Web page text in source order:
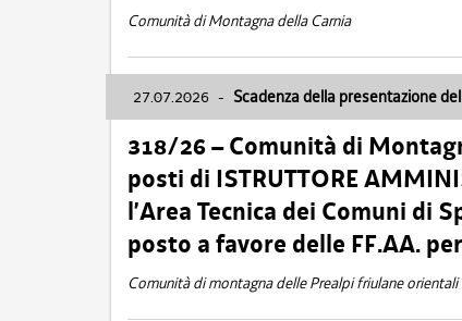
Comunità di Montagna della Carnia
27.07.2026 - Scadenza della presentazione
318/26 – Comunità di
posti di ISTRUTTORE
l’Area Tecnica dei Comuni di
posto a favore delle FF.AA.
Comunità di montagna delle Prealpi friulane orientali